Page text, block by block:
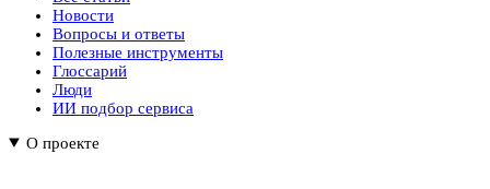
Новости
Вопросы и ответы
Полезные инструменты
Глоссарий
Люди
ИИ подбор сервиса
О проекте